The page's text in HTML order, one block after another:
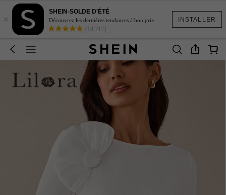
INSTALLER
×
SHEIN-SOLDE D'ÉTÉ
Découvrez les dernières tendances à bon prix.
(18,717)